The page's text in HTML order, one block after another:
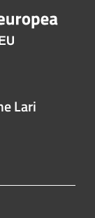
Lari